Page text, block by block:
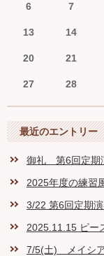
6 7
13 14
20 21
27 28
最近のエントリー
御礼 第6回定期
2025年度の練習
3/22 第6回定期
2025.11.15 ピー
7/5(土) メイシア